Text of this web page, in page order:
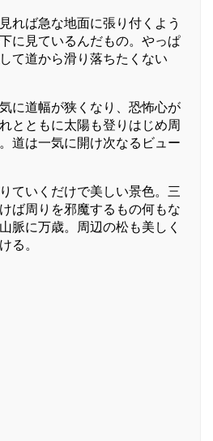
れば急な地面に張り付くよう
に見ているんだもの。やっぱ
て道から滑り落ちたくない
に道幅が狭くなり、恐怖心が
とともに太陽も登りはじめ周
道は一気に開け次なるビュー
ていくだけで美しい景色。三
ば周りを邪魔するもの何もな
脈に万歳。周辺の松も美しく
る。